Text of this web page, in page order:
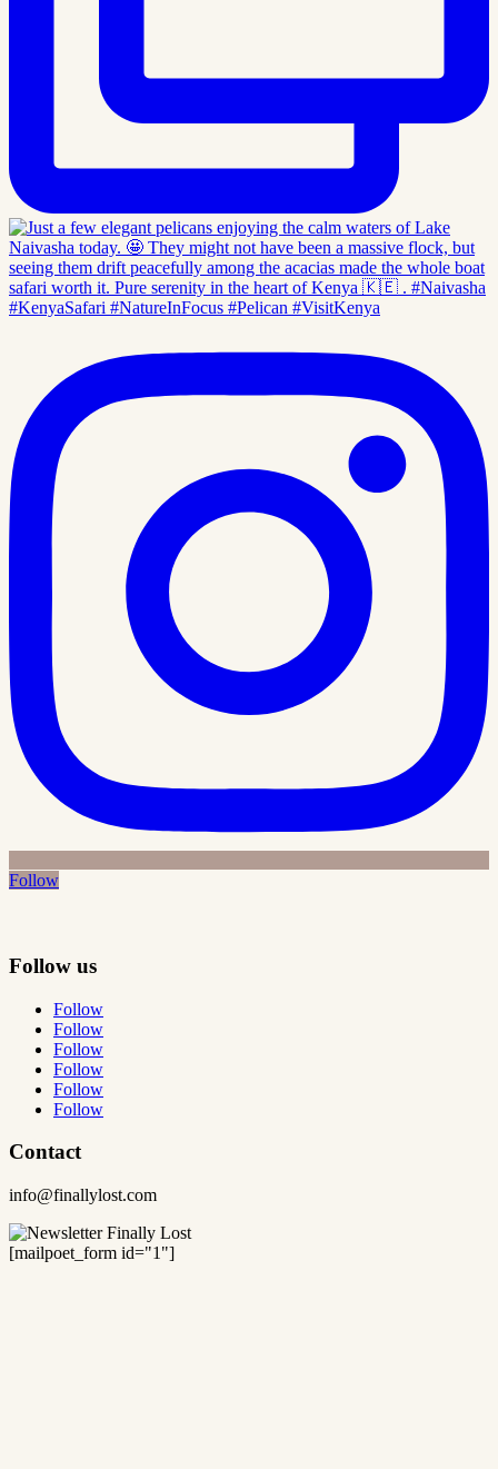
Follow
Follow us
Follow
Follow
Follow
Follow
Follow
Follow
Contact
info@finallylost.com
[mailpoet_form id="1"]